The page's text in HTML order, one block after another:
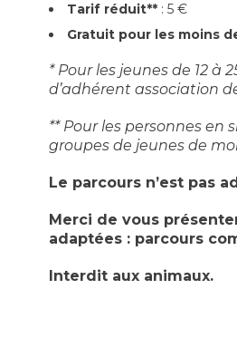
Tarif réduit**: 5 €
Gratuit pour les moins
* Pour les jeunes de 12 à
d’adhérent association
** Pour les personnes en
groupes de jeunes de
Le parcours n’est pas
Merci de vous
adaptées : parcours
Interdit aux animaux.